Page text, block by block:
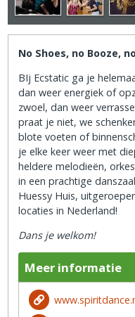
No Shoes, no Booze,
BIj Ecstatic ga je
dan weer energiek of
zwoel, dan weer
praat je niet, we
blote voeten of
je elke keer weer met
heldere melodieën,
in een prachtige
Huessy Huis,
locaties in Nederland!
Dans je welkom!
Meer informatie